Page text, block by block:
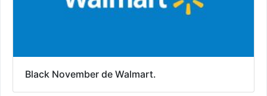
Black November de Walmart.